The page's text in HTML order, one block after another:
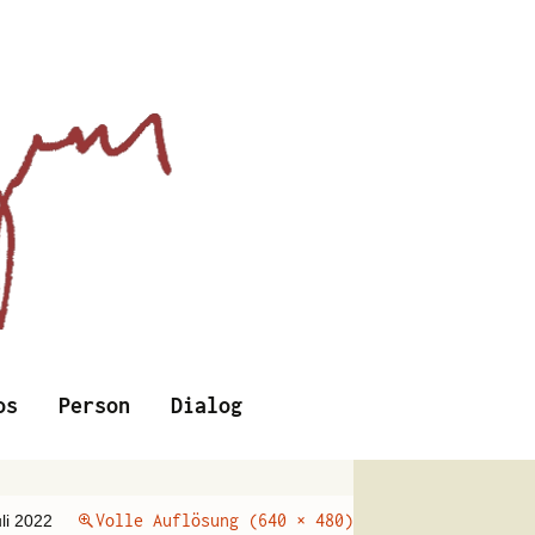
Person Dialog
2022 Volle Auflösung (640 × 480)